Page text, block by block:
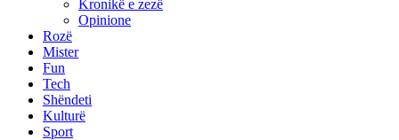
Kronikë e zezë
Opinione
Rozë
Mister
Fun
Tech
Shëndeti
Kulturë
Sport